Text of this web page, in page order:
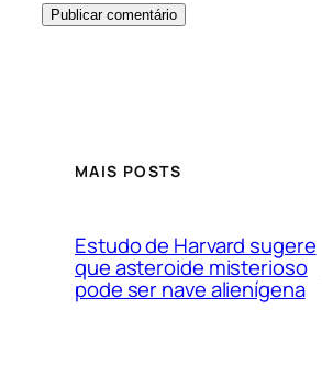
MAIS POSTS
Estudo de Harvard sugere
que asteroide misterioso
pode ser nave alienígena